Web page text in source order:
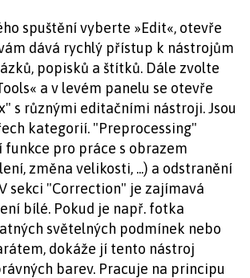
spuštění vyberte »Edit«, otevře
dává rychlý přístup k nástrojům
popisků a štítků. Dále zvolte
a v levém panelu se otevře
s různými editačními nástroji. Jsou
kategorií. "Preprocessing"
pro práce s obrazem
změna velikosti, ...) a odstranění
sekci "Correction" je zajímavá
bílé. Pokud je např. fotka
světelných podmínek nebo
dokáže jí tento nástroj
barev. Pracuje na principu